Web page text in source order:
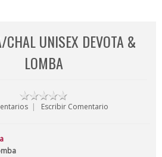
CHAL UNISEX DEVOTA &
LOMBA
| Escribir Comentario